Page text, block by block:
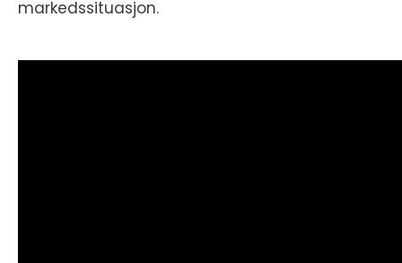
markedssituasjon.